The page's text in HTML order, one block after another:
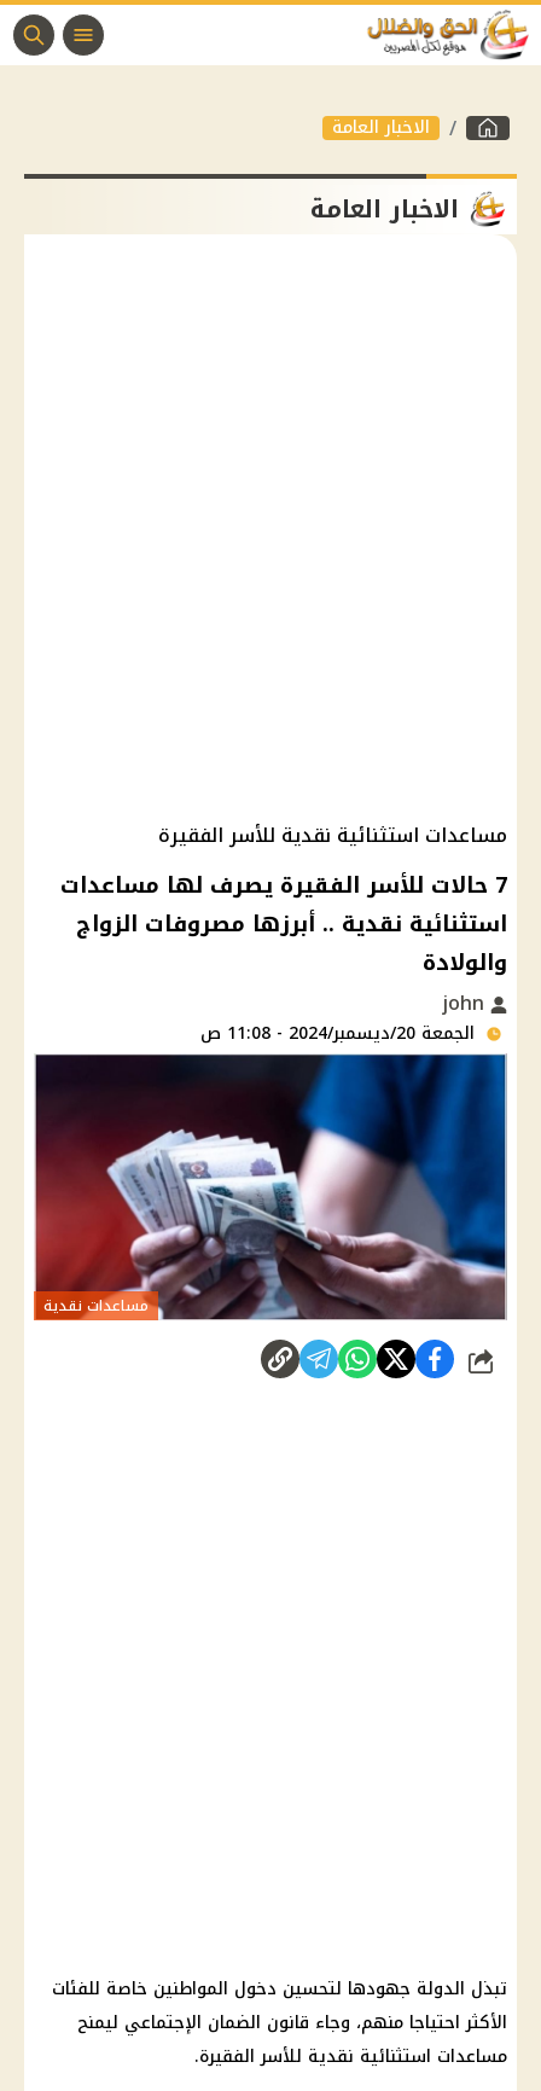
الاخبار العامة
الاخبار العامة
مساعدات استثنائية نقدية للأسر الفقيرة
7 حالات للأسر الفقيرة يصرف لها مساعدات
استثنائية نقدية .. أبرزها مصروفات الزواج
والولادة
الجمعة 20/ديسمبر/2024 - 11:08 ص
مساعدات نقدية
شارك
تبذل الدولة جهودها لتحسين دخول المواطنين خاصة للفئات
الأكثر احتياجا منهم، وجاء قانون الضمان الإجتماعي ليمنح
مساعدات استثنائية نقدية للأسرالفقيرة.